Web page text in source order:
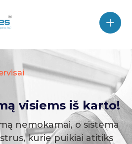
visiems iš karto!
nemokamai, o sistema
kurie puikiai atitiks